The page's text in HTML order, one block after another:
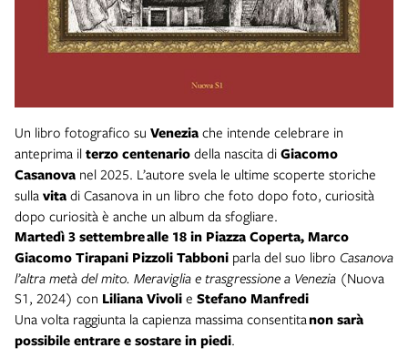
Un libro fotografico su Venezia che intende celebrare in
anteprima il terzo centenario della nascita di Giacomo
Casanova nel 2025. L’autore svela le ultime scoperte storiche
sulla vita di Casanova in un libro che foto dopo foto, curiosità
dopo curiosità è anche un album da sfogliare.
Martedì 3 settembrealle 18 in Piazza Coperta,Marco
Giacomo Tirapani Pizzoli Tabboni parla del suo libro Casanova
l’altra metà del mito. Meraviglia e trasgressione a Venezia (Nuova
S1, 2024) con Liliana Vivoli e Stefano Manfredi
Una volta raggiunta la capienza massima consentitanon sarà
possibile entrare e sostare in piedi.